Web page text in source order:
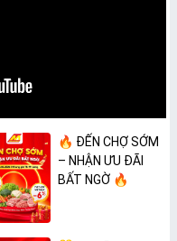
🔥 ĐẾN CHỢ SỚM
– NHẬN ƯU ĐÃI
BẤT NGỜ 🔥